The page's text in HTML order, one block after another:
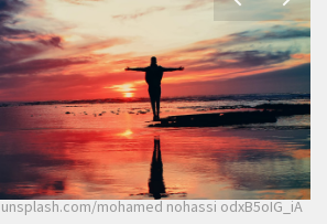
unsplash.com/mohamed nohassi odxB5oIG_iA